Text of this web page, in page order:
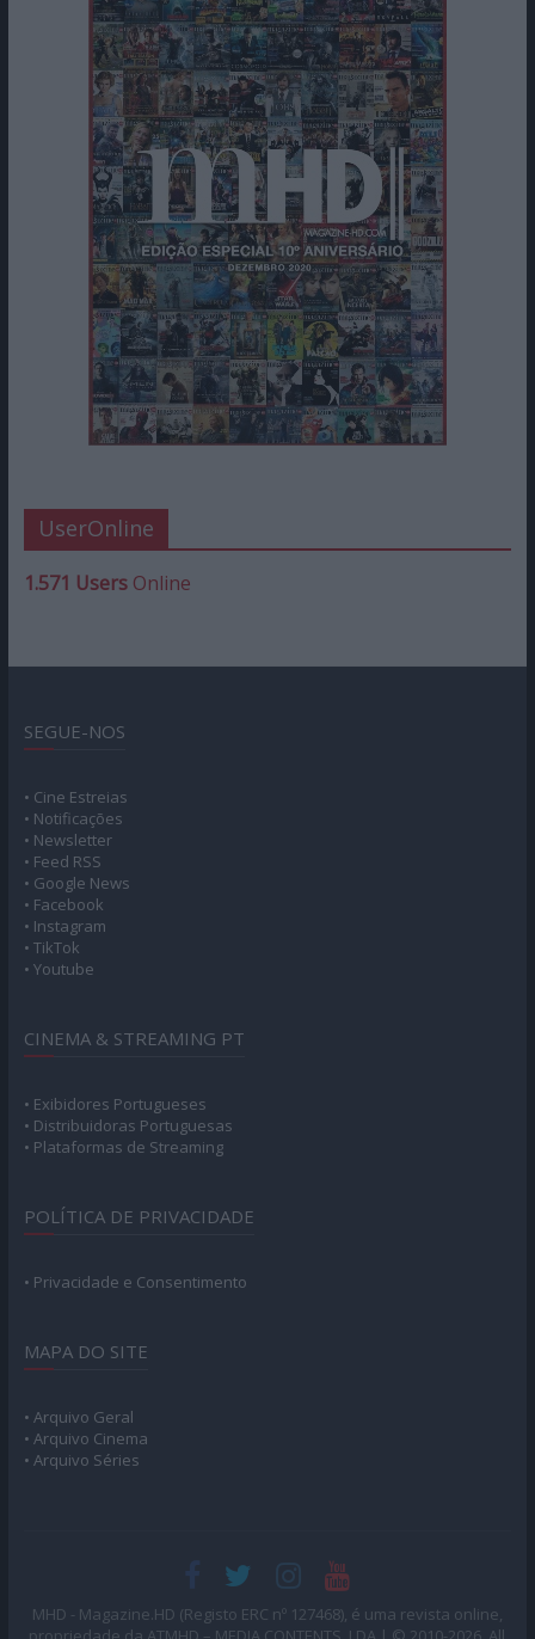
UserOnline
1.571 UsersOnline
SEGUE-NOS
• Cine Estreias
• Notificações
• Newsletter
• Feed RSS
• Google News
• Facebook
• Instagram
• TikTok
• Youtube
CINEMA & STREAMING PT
• Exibidores Portugueses
• Distribuidoras Portuguesas
• Plataformas de Streaming
POLÍTICA DE PRIVACIDADE
• Privacidade e Consentimento
MAPA DO SITE
• Arquivo Geral
• Arquivo Cinema
• Arquivo Séries
MHD - Magazine.HD (Registo ERC nº 127468), é uma revista online,